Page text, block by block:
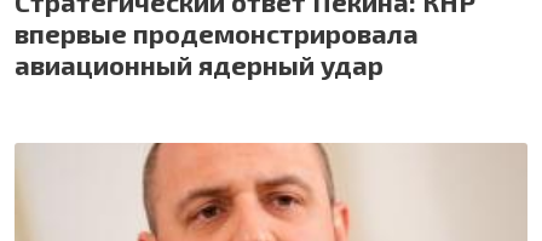
впервые продемонстрировала
авиационный ядерный удар